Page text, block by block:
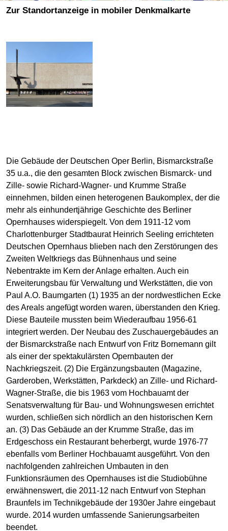
Zur Standortanzeige in mobiler Denkmalkarte
Die Gebäude der Deutschen Oper Berlin, Bismarckstraße
35 u.a., die den gesamten Block zwischen Bismarck- und
Zille- sowie Richard-Wagner- und Krumme Straße
einnehmen, bilden einen heterogenen Baukomplex, der die
mehr als einhundertjährige Geschichte des Berliner
Opernhauses widerspiegelt. Von dem 1911-12 vom
Charlottenburger Stadtbaurat Heinrich Seeling errichteten
Deutschen Opernhaus blieben nach den Zerstörungen des
Zweiten Weltkriegs das Bühnenhaus und seine
Nebentrakte im Kern der Anlage erhalten. Auch ein
Erweiterungsbau für Verwaltung und Werkstätten, die von
Paul A.O. Baumgarten (1) 1935 an der nordwestlichen Ecke
des Areals angefügt worden waren, überstanden den Krieg.
Diese Bauteile mussten beim Wiederaufbau 1956-61
integriert werden. Der Neubau des Zuschauergebäudes an
der Bismarckstraße nach Entwurf von Fritz Bornemann gilt
als einer der spektakulärsten Opernbauten der
Nachkriegszeit. (2) Die Ergänzungsbauten (Magazine,
Garderoben, Werkstätten, Parkdeck) an Zille- und Richard-
Wagner-Straße, die bis 1963 vom Hochbauamt der
Senatsverwaltung für Bau- und Wohnungswesen errichtet
wurden, schließen sich nördlich an den historischen Kern
an. (3) Das Gebäude an der Krumme Straße, das im
Erdgeschoss ein Restaurant beherbergt, wurde 1976-77
ebenfalls vom Berliner Hochbauamt ausgeführt. Von den
nachfolgenden zahlreichen Umbauten in den
Funktionsräumen des Opernhauses ist die Studiobühne
erwähnenswert, die 2011-12 nach Entwurf von Stephan
Braunfels im Technikgebäude der 1930er Jahre eingebaut
wurde. 2014 wurden umfassende Sanierungsarbeiten
beendet.